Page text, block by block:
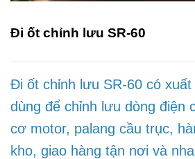
Đi ốt chỉnh lưu SR-60
Đi ốt chỉnh lưu SR-60 có
dùng để chỉnh lưu dòng điện
cơ motor, palang cầu trục,
kho, giao hàng tận nơi và